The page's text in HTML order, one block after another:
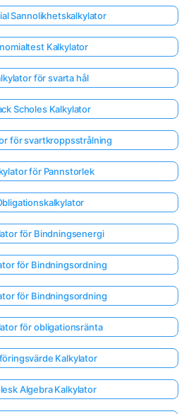
Sannolikhetskalkylator
Kalkylator
för svarta hål
Scholes Kalkylator
för svartkroppsstrålning
för Pannstorlek
för Bindningsenergi
för Bindningsordning
för Bindningsordning
för obligationsränta
Kalkylator
Algebra Kalkylator